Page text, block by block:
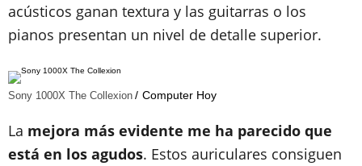
acústicos ganan textura y las guitarras o los
pianos presentan un nivel de detalle superior.
Sony 1000X The Collexion Computer Hoy
La mejora más evidente me ha parecido que
está en los agudos. Estos auriculares consiguen